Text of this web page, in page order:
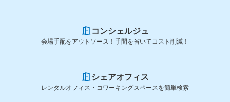
コンシェルジュ
会場手配をアウトソース！手間を省いてコスト削減！
シェアオフィス
レンタルオフィス・コワーキングスペースを簡単検索